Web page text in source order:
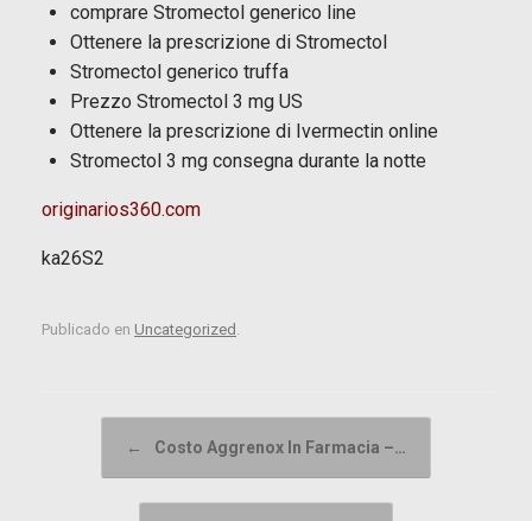
comprare Stromectol generico line
Ottenere la prescrizione di Stromectol
Stromectol generico truffa
Prezzo Stromectol 3 mg US
Ottenere la prescrizione di Ivermectin online
Stromectol 3 mg consegna durante la notte
originarios360.com
ka26S2
Publicado en Uncategorized
← Costo Aggrenox In Farmacia –…